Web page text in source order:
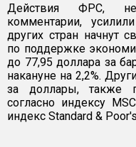
Действия ФРС,
комментарии,
других стран начнут
по поддержке
до 77,95 доллара за
накануне на 2,2%.
за доллары, также
согласно индексу
индекс Standard &